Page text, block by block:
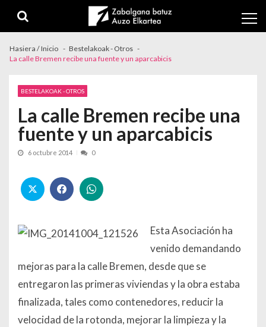
Hasiera / Inicio
Bestelakoak - Otros
La calle Bremen recibe una fuente y un aparcabicis
BESTELAKOAK - OTROS
La calle Bremen recibe una
fuente y un aparcabicis
6 octubre 2014 0
Esta Asociación ha
venido demandando
mejoras para la calle Bremen, desde que se
entregaron las primeras viviendas y la obra estaba
finalizada, tales como contenedores, reducir la
velocidad de la rotonda, mejorar la limpieza y la